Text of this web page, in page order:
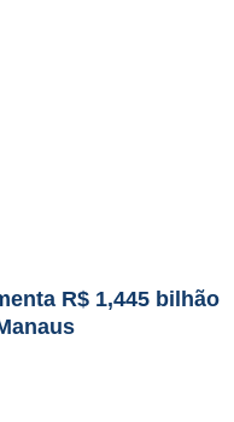
R$ 1,445 bilhão